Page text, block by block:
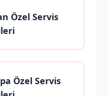
Özel Servis
Özel Servis